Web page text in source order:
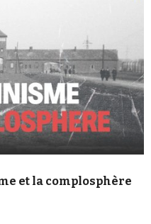
et la complosphère